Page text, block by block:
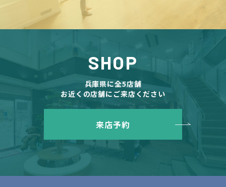
SHOP
兵庫県に全5店舗
お近くの店舗にご来店ください
来店予約